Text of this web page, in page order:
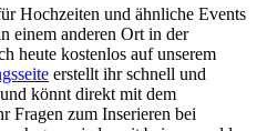
Hochzeiten und ähnliche Events
einem anderen Ort in der
heute kostenlos auf unserem
erstellt ihr schnell und
könnt direkt mit dem
Fragen zum Inserieren bei